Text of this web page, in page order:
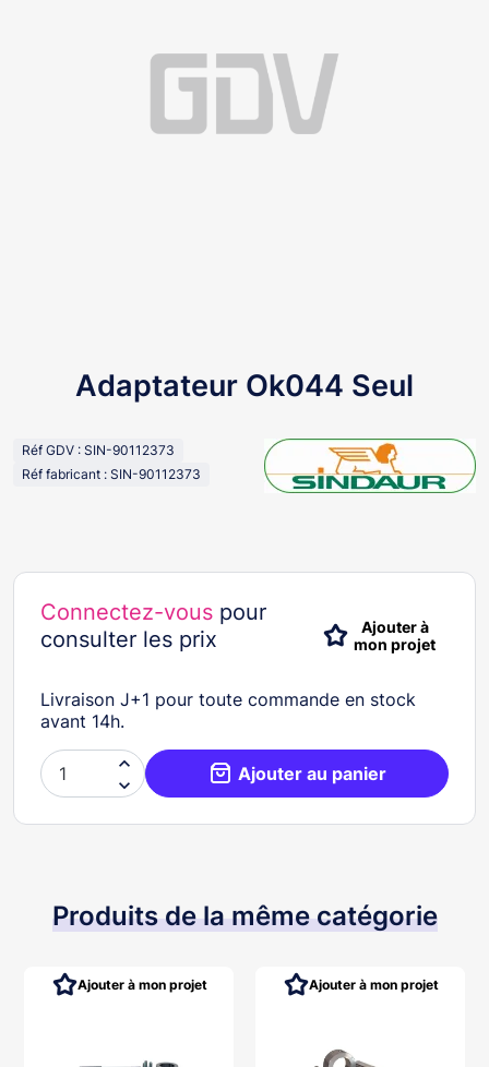
Adaptateur Ok044 Seul
Réf GDV : SIN-90112373
Réf fabricant : SIN-90112373
Connectez-vous pour
consulter les prix
Ajouter à
mon projet
Livraison J+1 pour toute commande en stock
avant 14h.

 Ajouter au panier
Produits de la même catégorie
Ajouter à mon projet Ajouter à mon projet